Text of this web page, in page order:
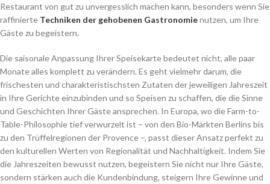
Restaurant von gut zu unvergesslich machen kann, besonders wenn Sie
raffinierte Techniken der gehobenen Gastronomienutzen, um Ihre
Gäste zu begeistern.
Die saisonale Anpassung Ihrer Speisekarte bedeutet nicht, alle paar
Monate alles komplett zu verändern. Es geht vielmehr darum, die
frischesten und charakteristischsten Zutaten der jeweiligen Jahreszeit
in Ihre Gerichte einzubinden und so Speisen zu schaffen, die die Sinne
und Geschichten Ihrer Gäste ansprechen. In Europa, wo die Farm-to-
Table-Philosophie tief verwurzelt ist – von den Bio-Märkten Berlins bis
zu den Trüffelregionen der Provence –, passt dieser Ansatz perfekt zu
den kulturellen Werten von Regionalität und Nachhaltigkeit. Indem Sie
die Jahreszeiten bewusst nutzen, begeistern Sie nicht nur Ihre Gäste,
sondern stärken auch die Kundenbindung, steigern Ihre Gewinne und